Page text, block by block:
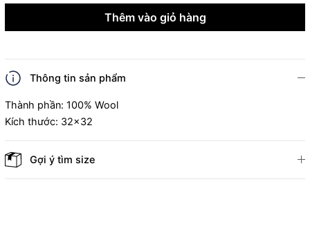
Thêm vào giỏ hàng
Thông tin sản phẩm
Thành phần: 100% Wool
Kích thước: 32x32
Gợi ý tìm size